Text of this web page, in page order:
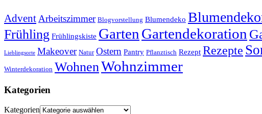
AdventArbeitszimmer Blogvorstellung Blumendeko
Frühling Frühlingskiste GartenGartendekoration
Lieblingsorte Makeover Natur Ostern Pantry Pflanztisch Rezept Rezepte
Winterdekoration WohnenWohnzimmer
Kategorien
Kategorien